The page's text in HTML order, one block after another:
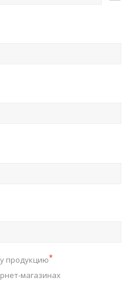
продукцию*
магазинах